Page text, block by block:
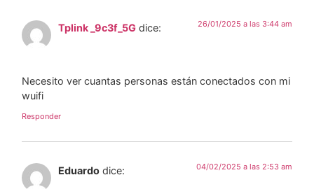
Tplink _9c3f_5G dice: 26/01/2025 a las 3:44 am
Necesito ver cuantas personas están conectados con mi
wuifi
Responder
Eduardo dice: 04/02/2025 a las 2:53 am